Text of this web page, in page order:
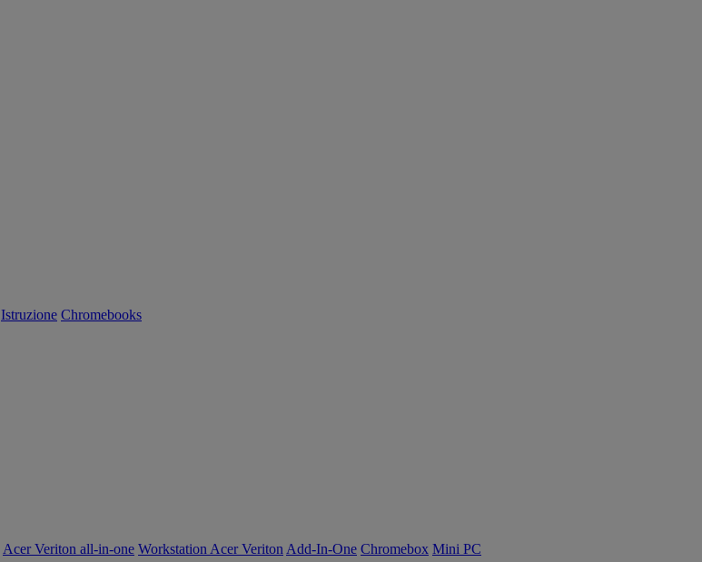
Istruzione Chromebooks
Acer Veriton all-in-one Workstation Acer Veriton Add-In-One Chromebox Mini PC